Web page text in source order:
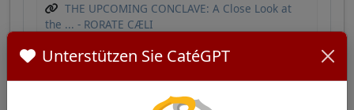
THE UPCOMING CONCLAVE: A Close Look at
the ... - RORATE CÆLI
Unterstützen Sie CatéGPT